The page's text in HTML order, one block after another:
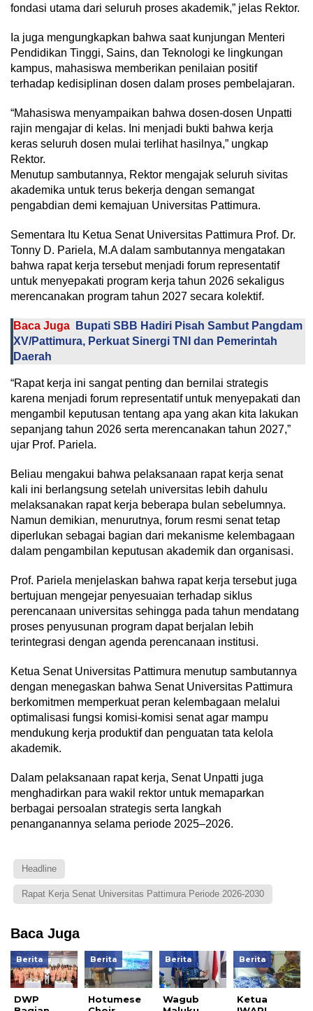
fondasi utama dari seluruh proses akademik,” jelas Rektor.
Ia juga mengungkapkan bahwa saat kunjungan Menteri
Pendidikan Tinggi, Sains, dan Teknologi ke lingkungan
kampus, mahasiswa memberikan penilaian positif
terhadap kedisiplinan dosen dalam proses pembelajaran.
“Mahasiswa menyampaikan bahwa dosen-dosen Unpatti
rajin mengajar di kelas. Ini menjadi bukti bahwa kerja
keras seluruh dosen mulai terlihat hasilnya,” ungkap
Rektor.
Menutup sambutannya, Rektor mengajak seluruh sivitas
akademika untuk terus bekerja dengan semangat
pengabdian demi kemajuan Universitas Pattimura.
Sementara Itu Ketua Senat Universitas Pattimura Prof. Dr.
Tonny D. Pariela, M.A dalam sambutannya mengatakan
bahwa rapat kerja tersebut menjadi forum representatif
untuk menyepakati program kerja tahun 2026 sekaligus
merencanakan program tahun 2027 secara kolektif.
Baca Juga
Bupati SBB Hadiri Pisah Sambut Pangdam
XV/Pattimura, Perkuat Sinergi TNI dan Pemerintah
Daerah
“Rapat kerja ini sangat penting dan bernilai strategis
karena menjadi forum representatif untuk menyepakati dan
mengambil keputusan tentang apa yang akan kita lakukan
sepanjang tahun 2026 serta merencanakan tahun 2027,”
ujar Prof. Pariela.
Beliau mengakui bahwa pelaksanaan rapat kerja senat
kali ini berlangsung setelah universitas lebih dahulu
melaksanakan rapat kerja beberapa bulan sebelumnya.
Namun demikian, menurutnya, forum resmi senat tetap
diperlukan sebagai bagian dari mekanisme kelembagaan
dalam pengambilan keputusan akademik dan organisasi.
Prof. Pariela menjelaskan bahwa rapat kerja tersebut juga
bertujuan mengejar penyesuaian terhadap siklus
perencanaan universitas sehingga pada tahun mendatang
proses penyusunan program dapat berjalan lebih
terintegrasi dengan agenda perencanaan institusi.
Ketua Senat Universitas Pattimura menutup sambutannya
dengan menegaskan bahwa Senat Universitas Pattimura
berkomitmen memperkuat peran kelembagaan melalui
optimalisasi fungsi komisi-komisi senat agar mampu
mendukung kerja produktif dan penguatan tata kelola
akademik.
Dalam pelaksanaan rapat kerja, Senat Unpatti juga
menghadirkan para wakil rektor untuk memaparkan
berbagai persoalan strategis serta langkah
penanganannya selama periode 2025–2026.
Headline
Rapat Kerja Senat Universitas Pattimura Periode 2026-2030
Baca Juga
Berita
DWP
Berita
Hotumese
Berita
Wagub
Berita
Ketua